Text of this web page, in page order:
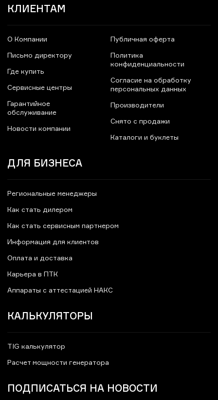
КЛИЕНТАМ
О Компании
Письмо директору
Где купить
Сервисные центры
Гарантийное
обслуживание
Новости компании
Публичная оферта
Политика
конфиденциальности
Согласие на обработку
персональных данных
Производители
Снято с продажи
Каталоги и буклеты
ДЛЯ БИЗНЕСА
Региональные менеджеры
Как стать дилером
Как стать сервисным партнером
Информация для клиентов
Оплата и доставка
Карьера в ПТК
Аппараты с аттестацией НАКС
КАЛЬКУЛЯТОРЫ
TIG калькулятор
Расчет мощности генератора
ПОДПИСАТЬСЯ НА НОВОСТИ